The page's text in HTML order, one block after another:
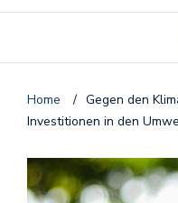
Home / Gegen den
Investitionen in den